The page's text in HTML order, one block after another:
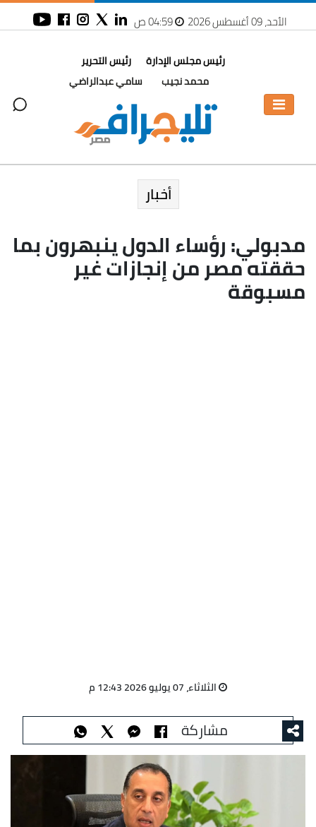
الأحد، 09 أغسطس 2026 04:59 ص
رئيس مجلس الإدارة
محمد نجيب
رئيس التحرير
سامي عبدالراضي
أخبار
مدبولي: رؤساء الدول ينبهرون بما
حققته مصر من إنجازات غير
مسبوقة
الثلاثاء، 07 يوليو 2026 12:43 م
مشاركة